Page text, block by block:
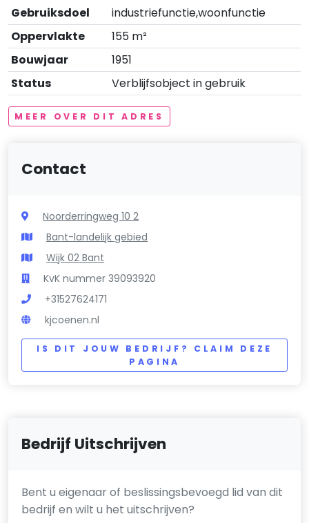
Gebruiksdoel
industriefunctie,woonfunctie
Oppervlakte
155 m²
Bouwjaar
1951
Status
Verblijfsobject in gebruik
MEER OVER DIT ADRES
Contact
Noorderringweg 10 2
Bant-landelijk gebied
Wijk 02 Bant
KvK nummer 39093920
+31527624171
kjcoenen.nl
IS DIT JOUW BEDRIJF? CLAIM DEZE
PAGINA
Bedrijf Uitschrijven
Bent u eigenaar of beslissingsbevoegd lid van dit
bedrijf en wilt u het uitschrijven?